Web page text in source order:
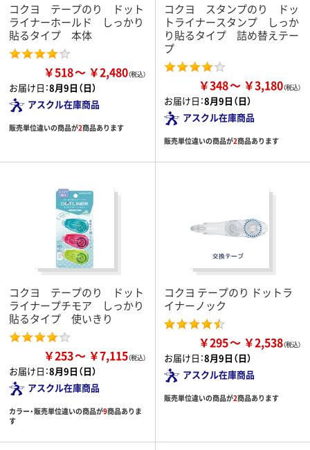
コクヨ テープのり ドット
ライナーホールド しっかり
貼るタイプ 本体
￥518 ￥2,480
お届け日：8月9日（日）
アスクル在庫商品
販売単位違いの商品が2商品あります
コクヨ スタンプのり ドッ
トライナースタンプ しっか
り貼るタイプ 詰め替えテー
プ
￥348 ￥3,180
お届け日：8月9日（日）
アスクル在庫商品
販売単位違いの商品が2商品あります
コクヨ テープのり ドット
ライナープチモア しっかり
貼るタイプ 使いきり
￥253 ￥7,115
お届け日：8月9日（日）
アスクル在庫商品
カラー・販売単位違いの商品が9商品ありま
す
コクヨ テープのり ドットラ
イナーノック
￥295 ￥2,538
お届け日：8月9日（日）
アスクル在庫商品
販売単位違いの商品が2商品あります